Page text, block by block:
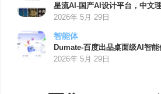
星流AI-国产AI设计平台，中文
2026年 5月 29日
智能体
Dumate-百度出品桌面级AI智能
2026年 5月 29日